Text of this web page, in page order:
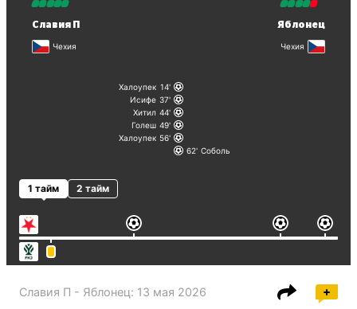
Славия П
Чехия
Яблонец
Чехия
Халоупек 14
Исифе 37
Хитил 44
Голеш 49
Халоупек 56
62 Соболь
1 тайм 2 тайм
Славия П - Яблонец: 13 мая 2026